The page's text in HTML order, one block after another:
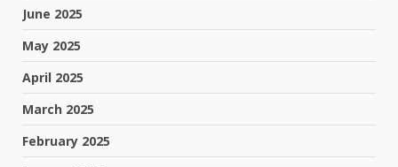
June 2025
May 2025
April 2025
March 2025
February 2025